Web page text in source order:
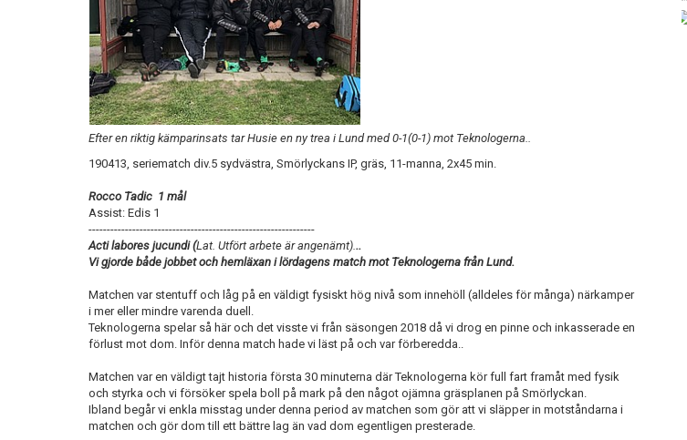
Efter en riktig kämparinsats tar Husie en ny trea i Lund med 0-1(0-1) mot Teknologerna..
190413, seriematch div.5 sydvästra, Smörlyckans IP, gräs, 11-manna, 2x45 min.
Rocco Tadic 1 mål
Assist: Edis 1
--------------------------------------------------------------
Acti labores jucundi (Lat. Utfört arbete är angenämt)...
Vi gjorde både jobbet och hemläxan i lördagens match mot Teknologerna från Lund.
Matchen var stentuff och låg på en väldigt fysiskt hög nivå som innehöll (alldeles för många) närkamper
i mer eller mindre varenda duell.
Teknologerna spelar så här och det visste vi från säsongen 2018 då vi drog en pinne och inkasserade en
förlust mot dom. Inför denna match hade vi läst på och var förberedda..
Matchen var en väldigt tajt historia första 30 minuterna där Teknologerna kör full fart framåt med fysik
och styrka och vi försöker spela boll på mark på den något ojämna gräsplanen på Smörlyckan.
Ibland begår vi enkla misstag under denna period av matchen som gör att vi släpper in motståndarna i
matchen och gör dom till ett bättre lag än vad dom egentligen presterade.